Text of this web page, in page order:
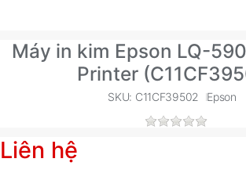
Máy in kim Epson LQ-
Printer
SKU: C11CF39502 Epson
Liên hệ